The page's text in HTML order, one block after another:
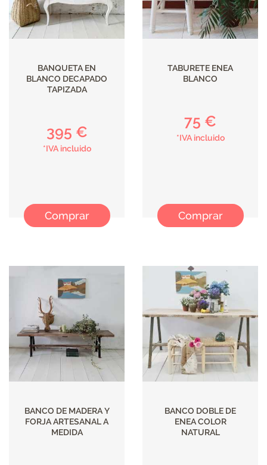
BANQUETA EN
BLANCO DECAPADO
TAPIZADA
395 €
*IVA incluido
Comprar
TABURETE ENEA
BLANCO
75 €
*IVA incluido
Comprar
BANCO DE MADERA Y
FORJA ARTESANAL A
MEDIDA
BANCO DOBLE DE
ENEA COLOR
NATURAL